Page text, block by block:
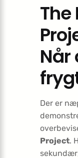
The
Når
Der er
Project.